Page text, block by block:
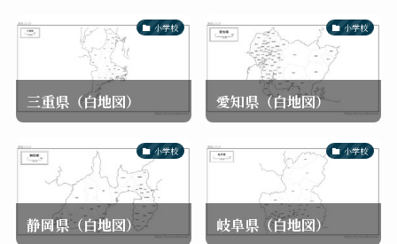
小学校
三重県（白地図）
小学校
愛知県（白地図）
小学校
静岡県（白地図）
小学校
岐阜県（白地図）